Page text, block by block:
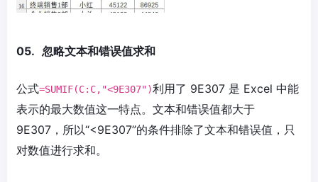
05. 忽略文本和错误值求和
公式=SUMIF(C:C,"<9E307")利用了 9E307 是 Excel 中能
表示的最大数值这一特点。文本和错误值都大于
9E307，所以“<9E307”的条件排除了文本和错误值，只
对数值进行求和。